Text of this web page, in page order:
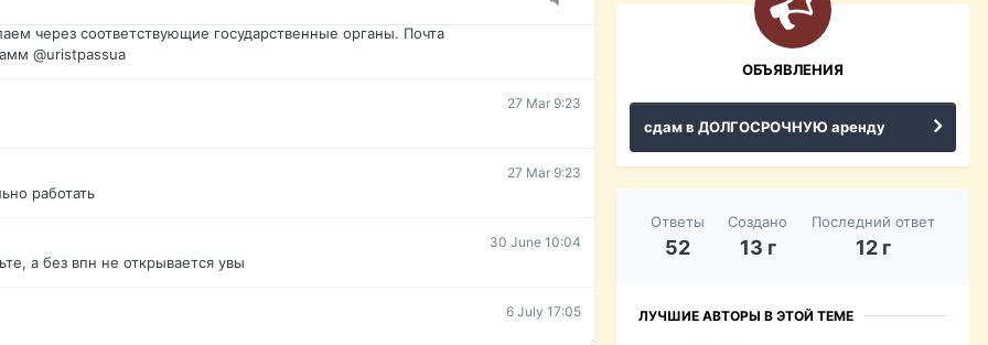
через соответствующие государственные органы. Почта
@uristpassua
27 Mar 9:23
27 Mar 9:23
работать
30 June 10:04
а без впн не открывается увы
6 July 17:05
ОБЪЯВЛЕНИЯ
сдам в ДОЛГОСРОЧНУЮ аренду
Ответы
52
Создано
13 г
Последний ответ
12 г
ЛУЧШИЕ АВТОРЫ В ЭТОЙ ТЕМЕ